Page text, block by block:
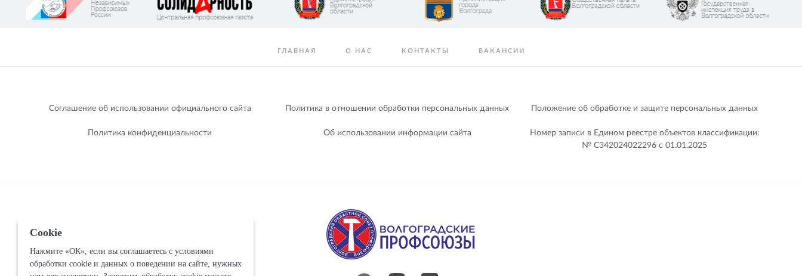
ГЛАВНАЯ О НАС КОНТАКТЫ ВАКАНСИИ
Соглашение об использовании официального сайта Политика в отношении обработки персональных данных Положение об обработке и защите персональных данных
Политика конфиденциальности Об использовании информации сайта
Номер записи в Едином реестре объектов классификации:
№ С342024022296 c 01.01.2025
Cookie
Нажмите «ОК», если вы соглашаетесь с условиями
обработки cookie и данных о поведении на сайте, нужных